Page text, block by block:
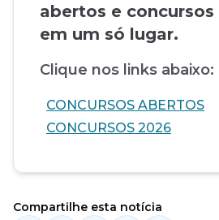
abertos e
em um só lugar.
Clique nos links abaixo:
CONCURSOS ABERTOS
CONCURSOS 2026
Compartilhe esta notícia